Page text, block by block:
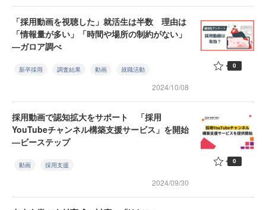
「採用動画を視聴した」就活生は半数 理由は
「情報量が多い」「時間や場所の制約がない」
—ガロア調べ
新卒採用 調査結果 動画 就職活動
2024/10/08
0
採用動画で認知拡大をサポート 「採用
YouTubeチャンネル構築支援サービス」を開始
—ビーステップ
動画 採用支援
2024/09/30
0